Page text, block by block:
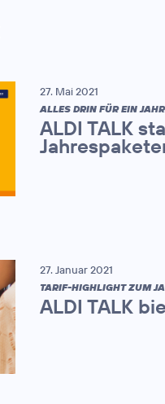
27. Mai 2021
ALLES DRIN FÜR EIN
ALDI TALK
27. Januar 2021
TARIF-HIGHLIGHT ZUM
ALDI TALK